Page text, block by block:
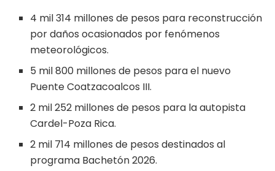
4 mil 314 millones de pesos para reconstrucción
por daños ocasionados por fenómenos
meteorológicos.
5 mil 800 millones de pesos para el nuevo
Puente Coatzacoalcos III.
2 mil 252 millones de pesos para la autopista
Cardel-Poza Rica.
2 mil 714 millones de pesos destinados al
programa Bachetón 2026.